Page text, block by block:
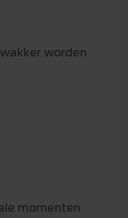
worden
momenten